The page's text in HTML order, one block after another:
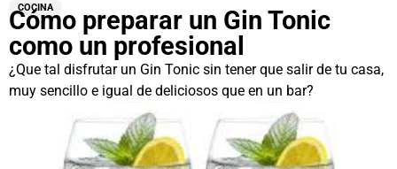
COCINA
Cómo preparar un Gin Tonic
como un profesional
¿Que tal disfrutar un Gin Tonic sin tener que salir de tu casa,
muy sencillo e igual de deliciosos que en un bar?